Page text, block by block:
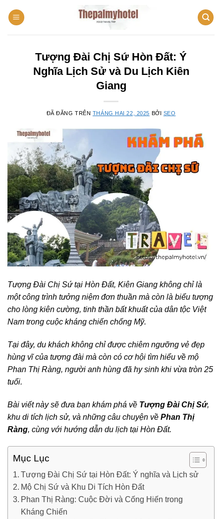
đến
Tượng Đài Chị Sứ Hòn Đất: Ý
Nghĩa Lịch Sử và Du Lịch Kiên
Giang
ĐÃ ĐĂNG TRÊN THÁNG HAI 22, 2025 BỞI SEO
Tượng Đài Chị Sứ tại Hòn Đất, Kiên Giang không chỉ là
một công trình tưởng niệm đơn thuần mà còn là biểu tượng
cho lòng kiên cường, tinh thần bất khuất của dân tộc Việt
Nam trong cuộc kháng chiến chống Mỹ.
Tại đây, du khách không chỉ được chiêm ngưỡng vẻ đẹp
hùng vĩ của tượng đài mà còn có cơ hội tìm hiểu về mộ
Phan Thị Ràng, người anh hùng đã hy sinh khi vừa tròn 25
tuổi.
Bài viết này sẽ đưa bạn khám phá về Tượng Đài Chị Sứ,
khu di tích lịch sử, và những câu chuyện về Phan Thị
Ràng, cùng với hướng dẫn du lịch tại Hòn Đất.
Mục Lục
Tượng Đài Chị Sứ tại Hòn Đất: Ý nghĩa và Lịch sử
Mộ Chị Sứ và Khu Di Tích Hòn Đất
Phan Thị Ràng: Cuộc Đời và Cống Hiến trong
Kháng Chiến